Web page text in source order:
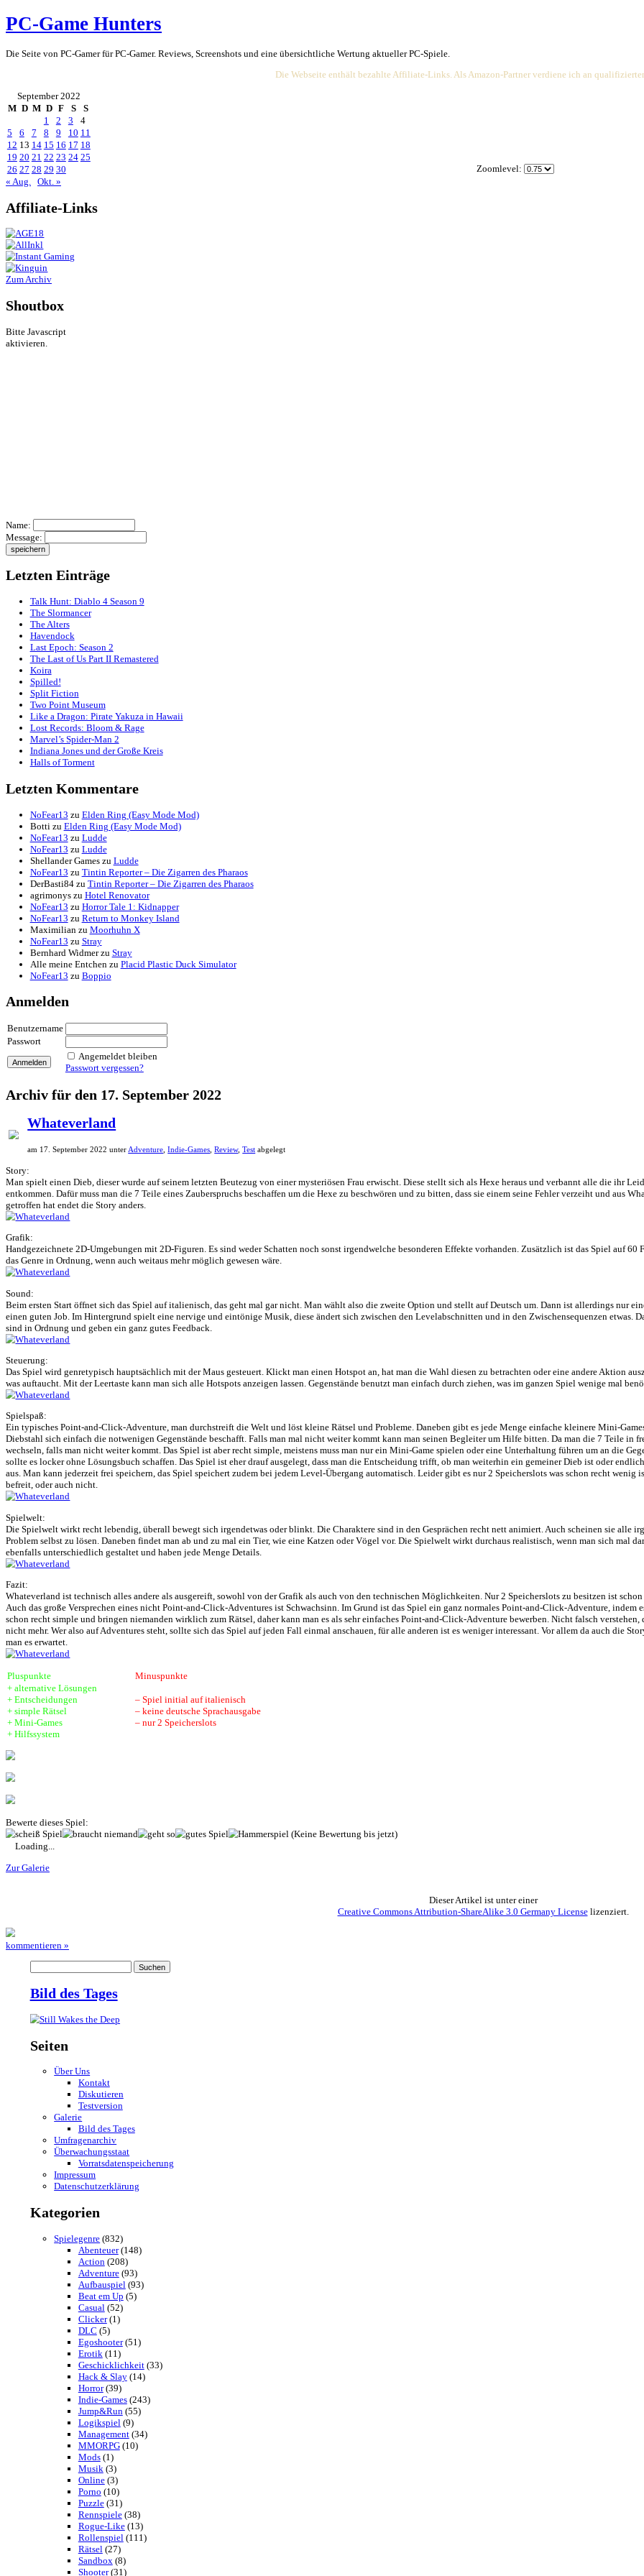
PC-Game Hunters
September 2022
M D M D F S
1
2 3
5
6 7 8 9 10
12 13 14 15
19 20 21 22
2627 28 2930
« Aug.
Okt. »
Affiliate-
Zum Archiv
Name:
Message:
Letzten Einträge
Talk Hunt: Diablo 4 Season 9
The Slormancer
The Alters
Havendock
Last Epoch: Season 2
The Last of Us Part II Remastered
Spilled!
Split Fiction
Two Point Museum
Like a Dragon: Pirate Yakuza in Hawaii
Lost Records: Bloom & Rage
Marvel’s Spider-Man 2
Indiana Jones und der Große Kreis
Halls of Torment
Letzten Kommentare
NoFear13zuElden Ring (Easy Mode Mod)
BottizuElden Ring (Easy Mode Mod)
NoFear13
NoFear13
Shellander GameszuLudde
NoFear13zuTintin Reporter – Die Zigarren des Pharaos
DerBasti84zuTintin Reporter – Die Zigarren des Pharaos
agrimonyszuHotel Renovator
NoFear13zu Return to Monkey Island
Moorhuhn X
NoFear13zuStray
Bernhard Widmer
Alle meine EntchenzuPlacid Plastic Duck Simulator
Anmelden
Benutzername
Passwort
Angemeldet bleiben
Archiv für den 17. September 2022
Whateverland
am 17. September 2022 unterAdventure,Indie-Games,Review,Testabgelegt
Story:
entkommen. Dafür muss man die 7 Teile eines Zauberspruchs beschaffen um die Hexe zu beschwören und zu bitten, dass sie einem
getroffen hat endet die Story anders.
Grafik:
Handgezeichnete 2D-Umgebungen mit 2D-Figuren. Es sind weder Schatten noch sonst irgendwelche besonderen Effekte vorhanden.
das Genre in Ordnung, wenn auch weitaus mehr möglich gewesen wäre.
Sound:
Beim ersten Start öffnet sich das Spiel auf italienisch, das geht mal gar nicht. Man wählt also die zweite Option und stellt auf Deutsch
einen guten Job. Im Hintergrund spielt eine nervige und eintönige Musik, diese ändert sich zwischen den Levelabschnitten und in den
sind in Ordnung und geben ein ganz gutes Feedback.
Steuerung:
Das Spiel wird genretypisch hauptsächlich mit der Maus gesteuert. Klickt man einen Hotspot an, hat man die Wahl diesen zu
was auftaucht. Mit der Leertaste kann man sich alle Hotspots anzeigen lassen. Gegenstände benutzt man einfach durch ziehen, was im
Spielspaß:
Ein typisches Point-and-Click-Adventure, man durchstreift die Welt und löst kleine Rätsel und Probleme. Daneben gibt es jede Menge
Diebstahl sich einfach die notwenigen Gegenstände beschafft. Falls man mal nicht weiter kommt kann man seinen Begleiter um Hilfe
wechseln, falls man nicht weiter kommt. Das Spiel ist aber recht simple, meistens muss man nur ein Mini-Game spielen oder eine
sollte es locker ohne Lösungsbuch schaffen. Das Spiel ist eher drauf ausgelegt, dass man die Entscheidung trifft, ob man weiterhin ein
aus. Man kann jederzeit frei speichern, das Spiel speichert zudem bei jedem Level-Übergang automatisch. Leider gibt es nur 2
Spielwelt:
Die Spielwelt wirkt recht lebendig, überall bewegt sich irgendetwas oder blinkt. Die Charaktere sind in den Gesprächen recht nett
Problem selbst zu lösen. Daneben findet man ab und zu mal ein Tier, wie eine Katzen oder Vögel vor. Die Spielwelt wirkt durchaus
ebenfalls unterschiedlich gestaltet und haben jede Menge Details.
Whateverland ist technisch alles andere als ausgereift, sowohl von der Grafik als auch von den technischen Möglichkeiten. Nur 2
Auch das große Versprechen eines nicht Point-and-Click-Adventures ist Schwachsinn. Im Grund ist das Spiel ein ganz normales
schon recht simple und bringen niemanden wirklich zum Rätsel, daher kann man es als sehr einfaches Point-and-Click-Adventure
nicht mehr. Wer also auf Adventures steht, sollte sich das Spiel auf jeden Fall einmal anschauen, für alle anderen ist es weniger
Pluspunkte
+ Entscheidungen
+ Mini-Games
+ Hilfssystem
Bewerte dieses Spiel:
kommentieren »
Bild des Tages
Seiten
Über Uns
Kontakt
Diskutieren
Testversion
Galerie
Bild des Tages
Umfragenarchiv
Überwachungsstaat